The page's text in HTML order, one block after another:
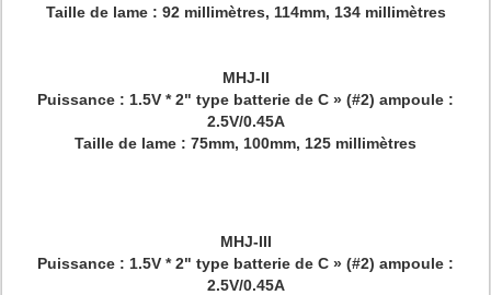
Taille de lame : 92 millimètres, 114mm, 134 millimètres
MHJ-II
Puissance : 1.5V * 2" type batterie de C » (#2) ampoule :
2.5V/0.45A
Taille de lame : 75mm, 100mm, 125 millimètres
MHJ-III
Puissance : 1.5V * 2" type batterie de C » (#2) ampoule :
2.5V/0.45A